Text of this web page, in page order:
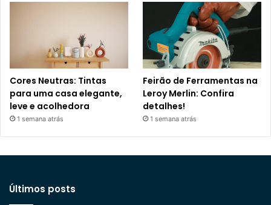
Cores Neutras: Tintas
para uma casa elegante,
leve e acolhedora
1 semana atrás
Feirão de Ferramentas na
Leroy Merlin: Confira
detalhes!
1 semana atrás
Últimos posts